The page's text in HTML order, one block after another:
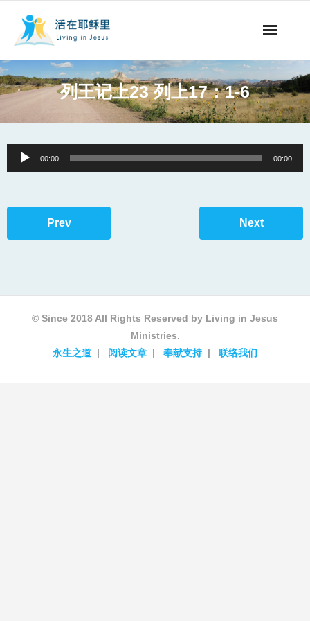
事工概要
阅读文章
列王记上23 列上17：1-6
Audio
Player
00:00 00:00
Prev Next
© Since 2018 All Rights Reserved by Living in Jesus
Ministries.
永生之道
阅读文章 奉献支持 联络我们